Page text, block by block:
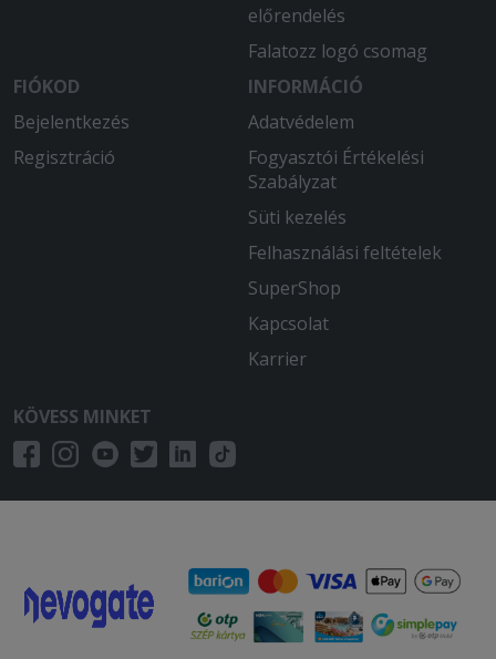
előrendelés
Falatozz logó csomag
FIÓKOD
Bejelentkezés
Regisztráció
INFORMÁCIÓ
Adatvédelem
Fogyasztói Értékelési
Szabályzat
Süti kezelés
Felhasználási feltételek
SuperShop
Kapcsolat
Karrier
KÖVESS MINKET